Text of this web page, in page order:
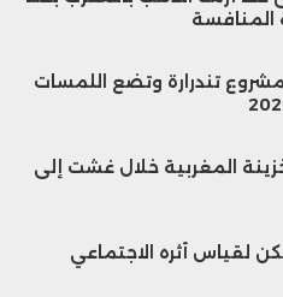
الربح التشغيلي
البالغة 7.6 مليار يورو، وهينسولدت
بنسبة 16%.
تندرارة وتضع اللمسات
المغربية خلال غشت إلى
لقياس أثره الاجتماعي